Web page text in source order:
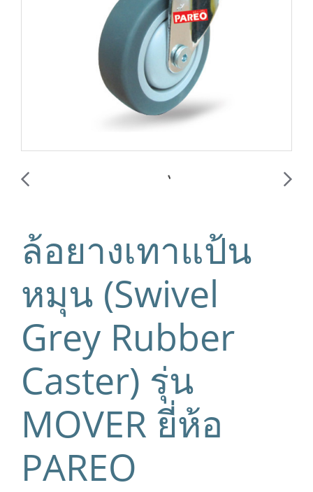
ล้อยางเทาแป้น
หมุน (Swivel
Grey Rubber
Caster) รุ่น
MOVER ยี่ห้อ
PAREO